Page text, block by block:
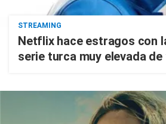
STREAMING
Netflix hace estragos con
serie turca muy elevada